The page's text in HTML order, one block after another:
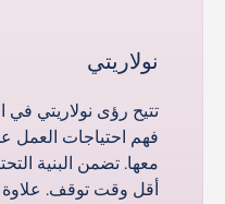
نولاريتي
تتيح رؤى نولاريتي
فهم احتياجات العمل
معها. تضمن البنية
أقل وقت توقف. علاوة